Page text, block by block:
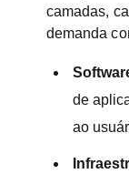
camadas,
demanda
de
ao